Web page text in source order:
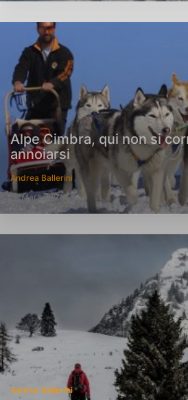
Alpe Cimbra, qui non si
annoiarsi
Andrea Ballerini
12 Marzo 2019
Andrea Ballerini